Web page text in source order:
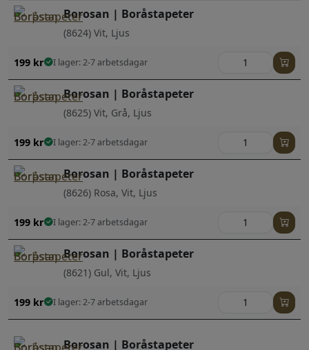
Borosan | Boråstapeter
(8624) Vit, Ljus
199 kr I lager: 2-7 arbetsdagar
Borosan | Boråstapeter
(8625) Vit, Grå, Ljus
199 kr I lager: 2-7 arbetsdagar
Borosan | Boråstapeter
(8626) Rosa, Vit, Ljus
199 kr I lager: 2-7 arbetsdagar
Borosan | Boråstapeter
(8621) Gul, Vit, Ljus
199 kr I lager: 2-7 arbetsdagar
Borosan | Boråstapeter